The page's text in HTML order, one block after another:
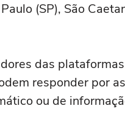
(SP), São
das
responder por
ou de